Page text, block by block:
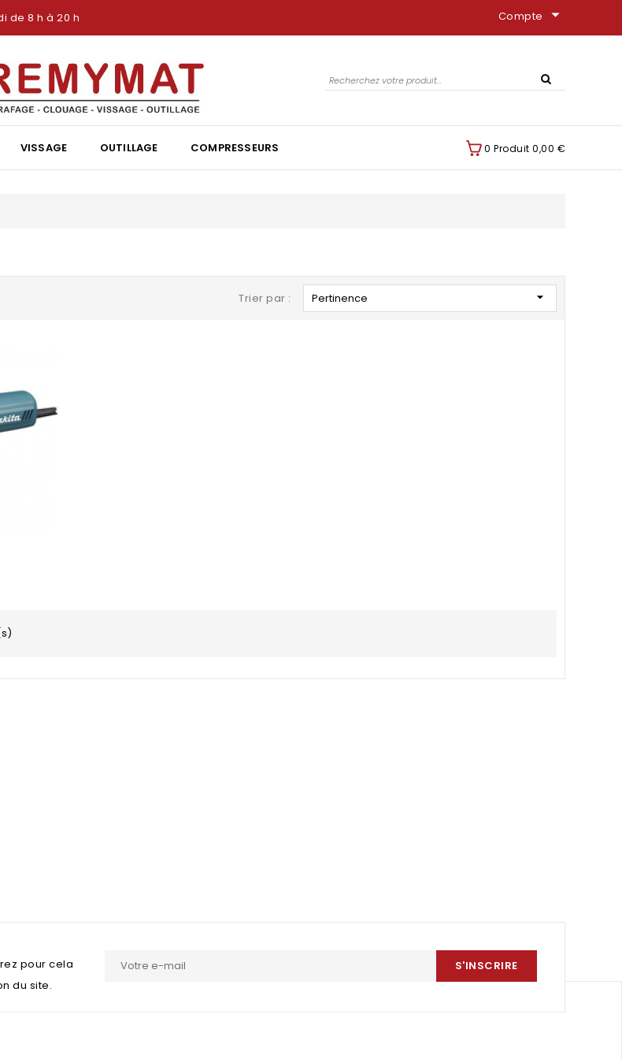
de 8 h à 20 h Compte arrow_drop_down
VISSAGE OUTILLAGE COMPRESSEURS 0 Produit 0,00 €
Trier par : Pertinence 
pour cela
du site.